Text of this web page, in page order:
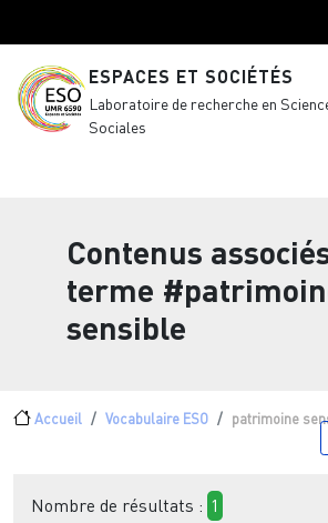
ESPACES ET SOCIÉTÉS
Laboratoire de recherche en
Sociales
Contenus
terme
sensible
Fil d'Ariane
Accueil Vocabulaire ESO patrimoine
Nombre de résultats : 1